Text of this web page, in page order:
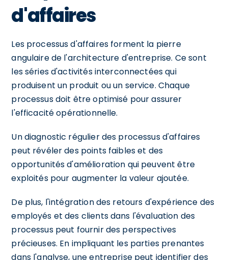
d'affaires
Les processus d'affaires forment la pierre
angulaire de l'architecture d'entreprise. Ce sont
les séries d'activités interconnectées qui
produisent un produit ou un service. Chaque
processus doit être optimisé pour assurer
l'efficacité opérationnelle.
Un diagnostic régulier des processus d'affaires
peut révéler des points faibles et des
opportunités d'amélioration qui peuvent être
exploités pour augmenter la valeur ajoutée.
De plus, l'intégration des retours d'expérience des
employés et des clients dans l'évaluation des
processus peut fournir des perspectives
précieuses. En impliquant les parties prenantes
dans l'analyse, une entreprise peut identifier des